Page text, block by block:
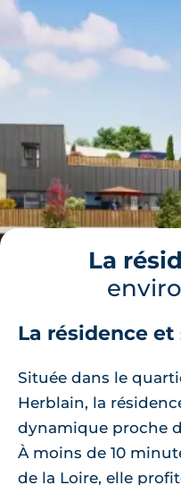
La
La résidence
Située dans le
Herblain, la
dynamique proche
À moins de 10
de la Loire, elle